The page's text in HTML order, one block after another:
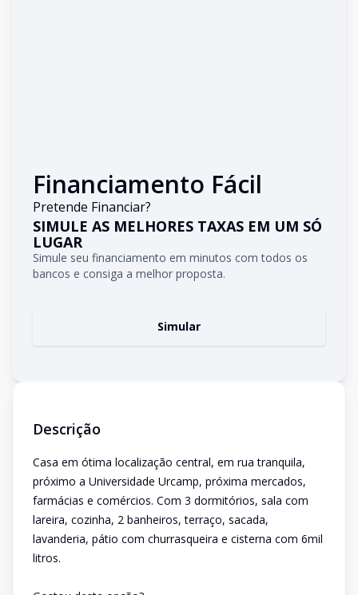
Financiamento Fácil
Pretende Financiar?
SIMULE AS MELHORES TAXAS EM UM SÓ
LUGAR
Simule seu financiamento em minutos com todos os
bancos e consiga a melhor proposta.
Simular
Descrição
Casa em ótima localização central, em rua tranquila,
próximo a Universidade Urcamp, próxima mercados,
farmácias e comércios. Com 3 dormitórios, sala com
lareira, cozinha, 2 banheiros, terraço, sacada,
lavanderia, pátio com churrasqueira e cisterna com 6mil
litros.